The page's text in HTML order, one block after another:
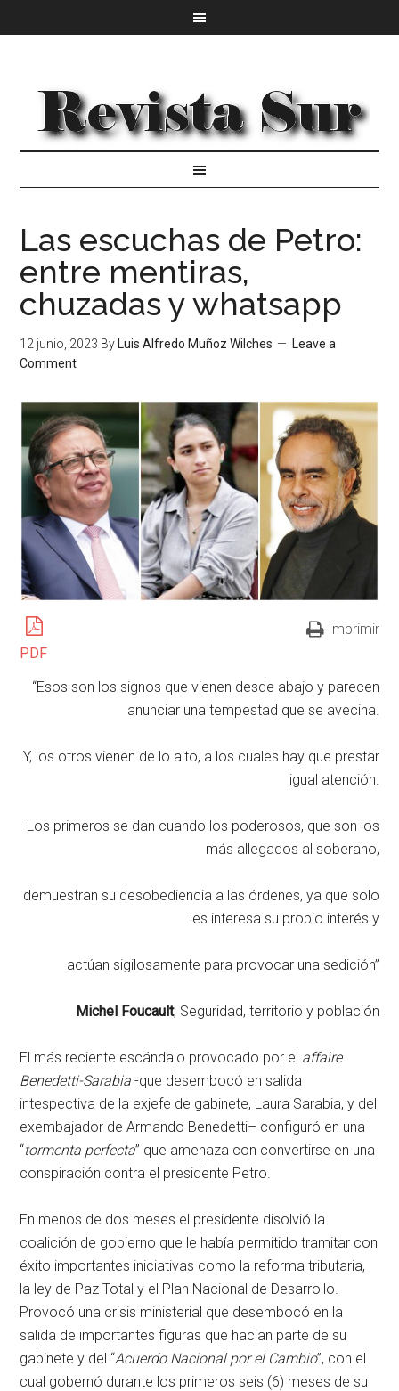
Las escuchas de Petro:
entre mentiras,
chuzadas y whatsapp
12 junio, 2023 By Luis Alfredo Muñoz Wilches
Leave a
Comment
PDF
Imprimir
“Esos son los signos que vienen desde abajo y parecen
anunciar una tempestad que se avecina.
Y, los otros vienen de lo alto, a los cuales hay que prestar
igual atención.
Los primeros se dan cuando los poderosos, que son los
más allegados al soberano,
demuestran su desobediencia a las órdenes, ya que solo
les interesa su propio interés y
actúan sigilosamente para provocar una sedición”
Michel Foucault, Seguridad, territorio y población
El más reciente escándalo provocado por el affaire
Benedetti-Sarabia -que desembocó en salida
intespectiva de la exjefe de gabinete, Laura Sarabia, y del
exembajador de Armando Benedetti– configuró en una
“tormenta perfecta” que amenaza con convertirse en una
conspiración contra el presidente Petro.
En menos de dos meses el presidente disolvió la
coalición de gobierno que le había permitido tramitar con
éxito importantes iniciativas como la reforma tributaria,
la ley de Paz Total y el Plan Nacional de Desarrollo.
Provocó una crisis ministerial que desembocó en la
salida de importantes figuras que hacian parte de su
gabinete y del “Acuerdo Nacional por el Cambio”, con el
cual gobernó durante los primeros seis (6) meses de su